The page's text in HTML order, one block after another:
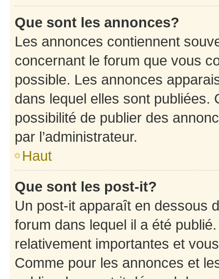
Que sont les annonces?
Les annonces contiennent
concernant le forum que vous
possible. Les annonces
dans lequel elles sont publiées.
possibilité de publier des
par l’administrateur.
Haut
Que sont les post-it?
Un post-it apparaît en dessous
forum dans lequel il a été
relativement importantes et
Comme pour les annonces et